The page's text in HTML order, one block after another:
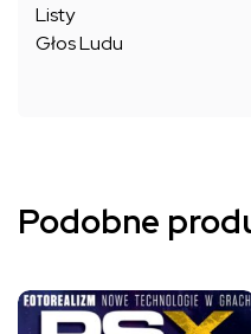
Listy
Głos Ludu
Podobne
Ten